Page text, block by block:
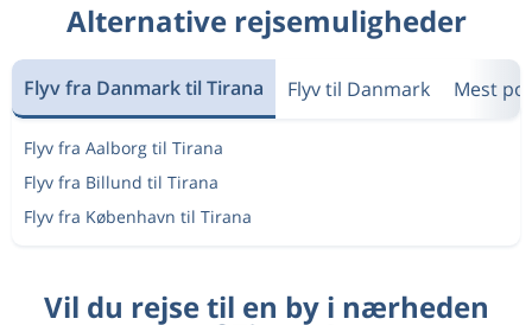
Alternative rejsemuligheder
Flyv fra Danmark til Tirana Flyv til Danmark Mest
Flyv fra Aalborg til Tirana
Flyv fra Billund til Tirana
Flyv fra København til Tirana
Vil du rejse til en by i nærheden